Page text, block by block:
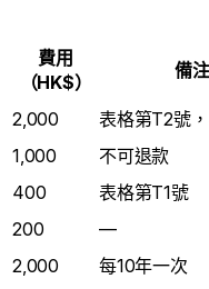
費用
（HK$）
備注
2,000
表格第T2號
1,000
不可退款
400
表格第T1號
200
—
2,000
每10年一次